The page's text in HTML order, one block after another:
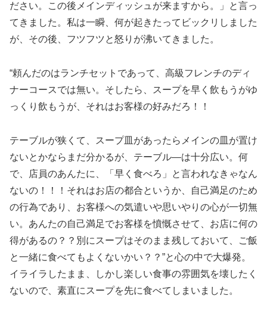
ださい。この後メインディッシュが来ますから。」と言っ
てきました。私は一瞬、何が起きたってビックリしました
が、その後、フツフツと怒りが沸いてきました。
“頼んだのはランチセットであって、高級フレンチのディ
ナーコースでは無い。そしたら、スープを早く飲もうがゆ
っくり飲もうが、それはお客様の好みだろ！！
テーブルが狭くて、スープ皿があったらメインの皿が置け
ないとかならまだ分かるが、テーブル―は十分広い。何
で、店員のあんたに、「早く食べろ」と言われなきゃなん
ないの！！！それはお店の都合というか、自己満足のため
の行為であり、お客様への気遣いや思いやりの心が一切無
い。あんたの自己満足でお客様を憤慨させて、お店に何の
得があるの？？別にスープはそのまま残しておいて、ご飯
と一緒に食べてもよくないかい？？”と心の中で大爆発。
イライラしたまま、しかし楽しい食事の雰囲気を壊したく
ないので、素直にスープを先に食べてしまいました。